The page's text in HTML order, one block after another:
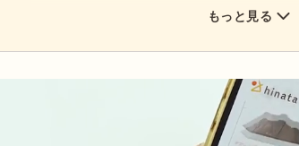
長く使うほど味が出る、武骨で丈夫なギアが
もっと見る